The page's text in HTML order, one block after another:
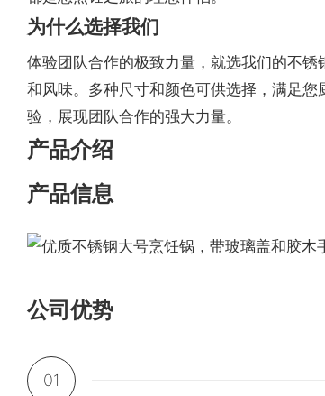
为什么选择我们
体验团队合作的极致力量，就选我们的不
和风味。多种尺寸和颜色可供选择，满足
验，展现团队合作的强大力量。
产品介绍
产品信息
公司优势
01